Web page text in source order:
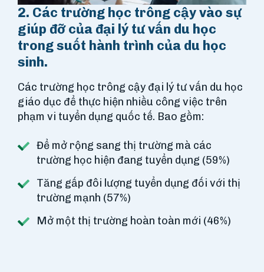
2. Các trường học trông cậy vào sự
giúp đỡ của đại lý tư vấn du học
trong suốt hành trình của du học
sinh.
Các trường học trông cậy đại lý tư vấn du học
giáo dục để thực hiện nhiều công việc trên
phạm vi tuyển dụng quốc tế. Bao gồm:
Để mở rộng sang thị trường mà các
trường học hiện đang tuyển dụng (59%)
Tăng gấp đôi lượng tuyển dụng đối với thị
trường mạnh (57%)
Mở một thị trường hoàn toàn mới (46%)